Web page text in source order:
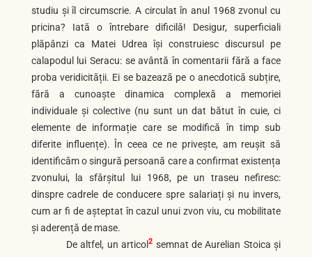
studiu și îl circumscrie. A circulat în anul 1968 zvonul cu
pricina? Iată o întrebare dificilă! Desigur, superficiali
plăpânzi ca Matei Udrea își construiesc discursul pe
calapodul lui Seracu: se avântă în comentarii fără a face
proba veridicității. Ei se bazează pe o anecdotică subțire,
fără a cunoaște dinamica complexă a memoriei
individuale și colective (nu sunt un dat bătut în cuie, ci
elemente de informație care se modifică în timp sub
diferite influențe). În ceea ce ne privește, am reușit să
identificăm o singură persoană care a confirmat existența
zvonului, la sfârșitul lui 1968, pe un traseu nefiresc:
dinspre cadrele de conducere spre salariați și nu invers,
cum ar fi de așteptat în cazul unui zvon viu, cu mobilitate
și aderență de mase.
De altfel, un articol2 semnat de Aurelian Stoica și